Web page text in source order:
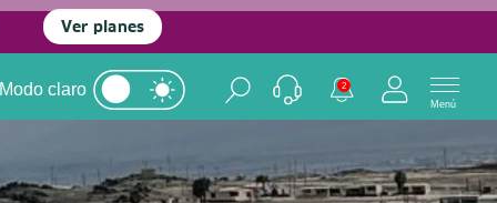
Ver planes
Modo claro 2
Menú